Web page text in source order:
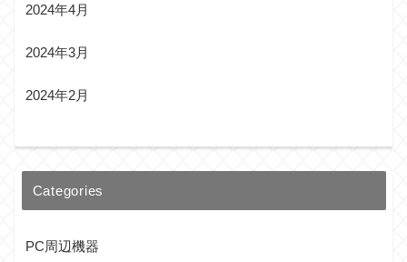
2024年4月
2024年3月
2024年2月
Categories
PC周辺機器